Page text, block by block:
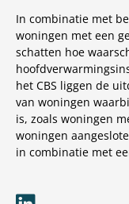
In combinatie met
woningen met een
schatten hoe
het CBS liggen de
van woningen
is, zoals woningen
woningen
in combinatie met